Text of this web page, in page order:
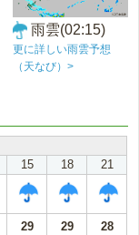
雨雲(02:15)
更に詳しい雨雲予想
（天なび）>
15 18 21
29 29
28